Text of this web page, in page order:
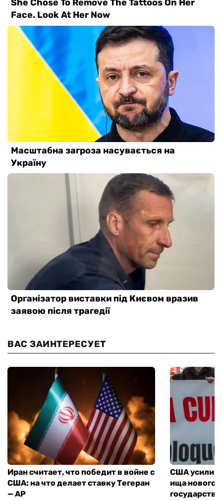
ВАС ЗАИНТЕРЕСУЕТ
Иран считает, что победит в войне с
США: на что делает ставку Тегеран
— AP
США
ища нового